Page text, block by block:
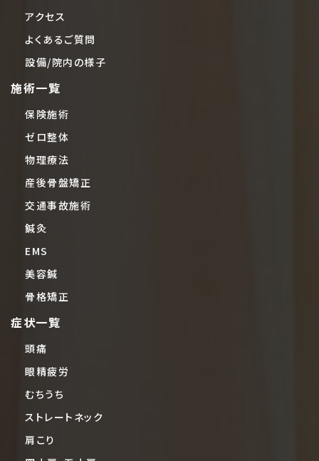
アクセス
よくあるご質問
設備/院内の様子
施術一覧
保険施術
ゼロ整体
物理療法
産後骨盤矯正
交通事故施術
鍼灸
EMS
美容鍼
骨格矯正
症状一覧
頭痛
眼精疲労
むちうち
ストレートネック
肩こり